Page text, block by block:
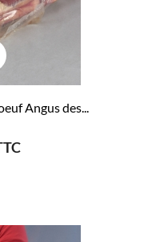
Angus des...